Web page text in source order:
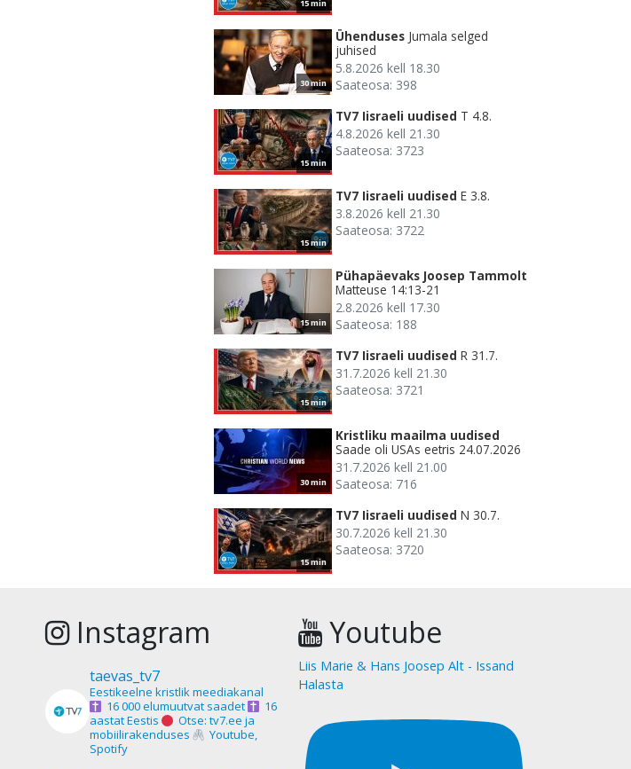
15 min
30 min
Ühenduses Jumala selged
juhised
5.8.2026 kell 18.30
Saateosa: 398
15 min
TV7 Iisraeli uudised T 4.8.
4.8.2026 kell 21.30
Saateosa: 3723
15 min
TV7 Iisraeli uudised E 3.8.
3.8.2026 kell 21.30
Saateosa: 3722
15 min
Pühapäevaks Joosep Tammolt
Matteuse 14:13-21
2.8.2026 kell 17.30
Saateosa: 188
15 min
TV7 Iisraeli uudised R 31.7.
31.7.2026 kell 21.30
Saateosa: 3721
30 min
Kristliku maailma uudised
Saade oli USAs eetris 24.07.2026
31.7.2026 kell 21.00
Saateosa: 716
15 min
TV7 Iisraeli uudised N 30.7.
30.7.2026 kell 21.30
Saateosa: 3720
Instagram
taevas_tv7
Eestikeelne kristlik meediakanal
16 000 elumuutvat saadet
16
aastat Eestis
Otse: tv7.ee ja
mobiilirakenduses
Youtube,
Spotify
Youtube
Liis Marie & Hans Joosep Alt - Issand
Halasta